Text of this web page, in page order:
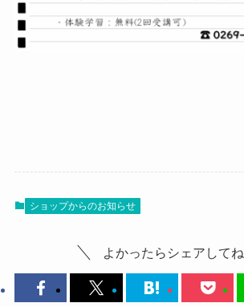
ショップからのお知らせ
よかったらシェアしてね